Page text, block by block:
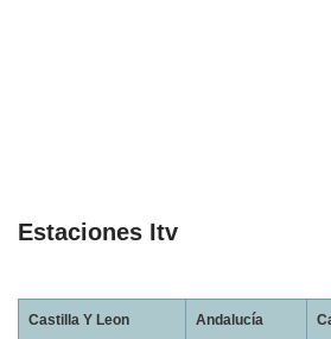
Estaciones Itv
Castilla Y Leon Andalucía